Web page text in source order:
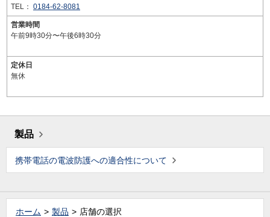
TEL： 0184-62-8081
営業時間
午前9時30分〜午後6時30分
定休日
無休
製品
携帯電話の電波防護への適合性について
ホーム 製品 店舗の選択